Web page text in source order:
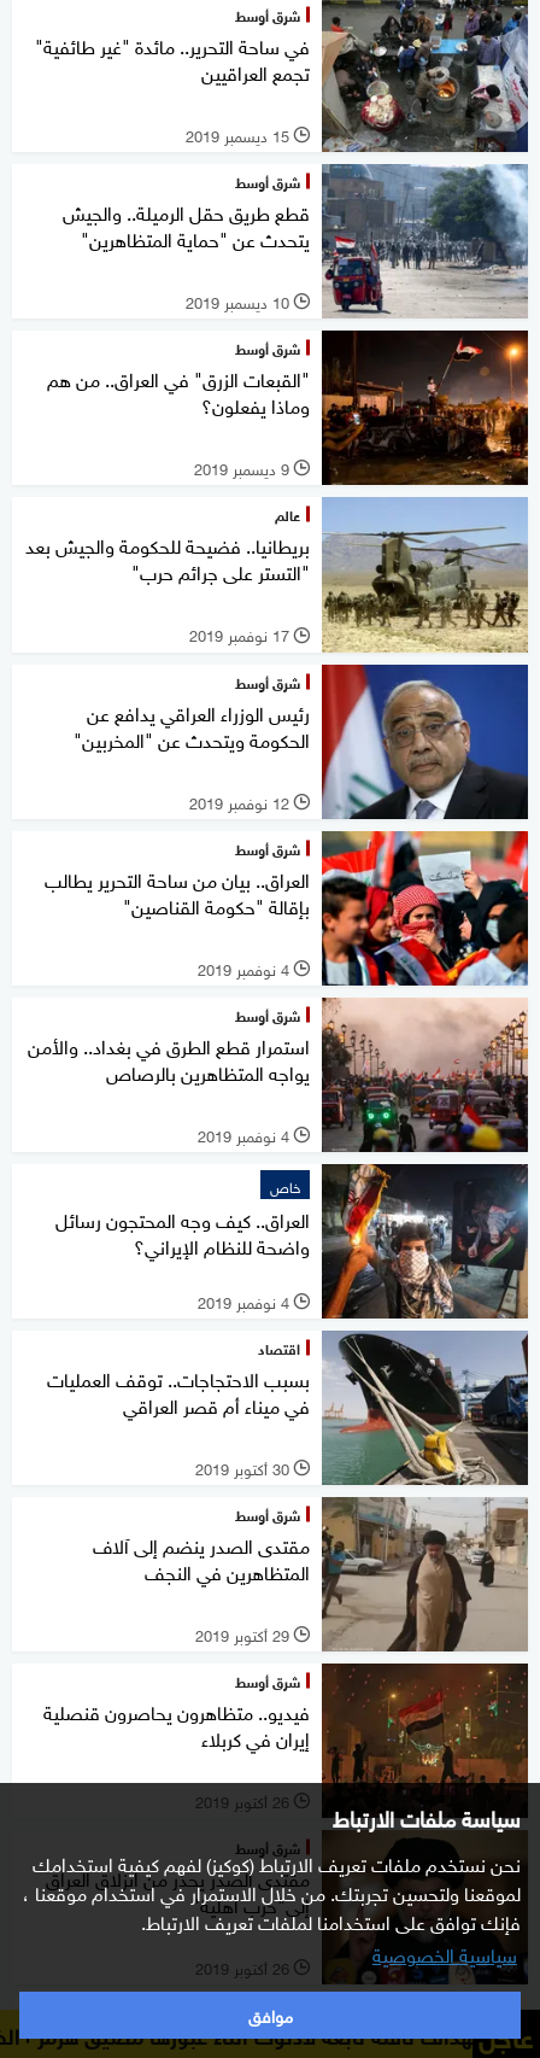
سياسة ملفات الارتباط
نحن نستخدم ملفات تعريف الارتباط (كوكيز) لفهم كيفية استخدامك
لموقعنا ولتحسين تجربتك. من خلال الاستمرار في استخدام موقعنا ،
فإنك توافق على استخدامنا لملفات تعريف الارتباط.
سياسية الخصوصية
موافق
شرق أوسط
في ساحة التحرير.. مائدة "غير طائفية"
تجمع العراقيين
l 15 ديسمبر 2019
شرق أوسط
قطع طريق حقل الرميلة.. والجيش
يتحدث عن "حماية المتظاهرين"
l 10 ديسمبر 2019
شرق أوسط
"القبعات الزرق" في العراق.. من هم
وماذا يفعلون؟
l 9 ديسمبر 2019
عالم
بريطانيا.. فضيحة للحكومة والجيش بعد
"التستر على جرائم حرب"
l 17 نوفمبر 2019
شرق أوسط
رئيس الوزراء العراقي يدافع عن
الحكومة ويتحدث عن "المخربين"
l 12 نوفمبر 2019
شرق أوسط
العراق.. بيان من ساحة التحرير يطالب
بإقالة "حكومة القناصين"
l 4 نوفمبر 2019
شرق أوسط
استمرار قطع الطرق في بغداد.. والأمن
يواجه المتظاهرين بالرصاص
l 4 نوفمبر 2019
خاص
العراق.. كيف وجه المحتجون رسائل
واضحة للنظام الإيراني؟
l 4 نوفمبر 2019
اقتصاد
بسبب الاحتجاجات.. توقف العمليات
في ميناء أم قصر العراقي
l 30 أكتوبر 2019
شرق أوسط
مقتدى الصدر ينضم إلى آلاف
المتظاهرين في النجف
l 29 أكتوبر 2019
شرق أوسط
فيديو.. متظاهرون يحاصرون قنصلية
إيران في كربلاء
l 26 أكتوبر 2019
شرق أوسط
مقتدى الصدر يحذر من انزلاق العراق
إلى"حرب أهلية"
l 26 أكتوبر 2019
شرق أوسط
وصول تعزيزات أمنية كبيرة إلى عاجلتابعة لأدنوك أثناء عبورها مضيق هرمز الخارجية